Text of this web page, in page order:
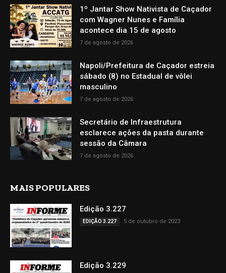
1º Jantar Show Nativista de Caçador
com Wagner Nunes e Família
acontece dia 15 de agosto
7 de agosto de 2026
Napoli/Prefeitura de Caçador estreia
sábado (8) no Estadual de vôlei
masculino
7 de agosto de 2026
Secretário de Infraestrutura
esclarece ações da pasta durante
sessão da Câmara
7 de agosto de 2026
MAIS POPULARES
Edição 3.227
EDIÇÃO 3.227 5 de outubro de 2023
Edição 3.229